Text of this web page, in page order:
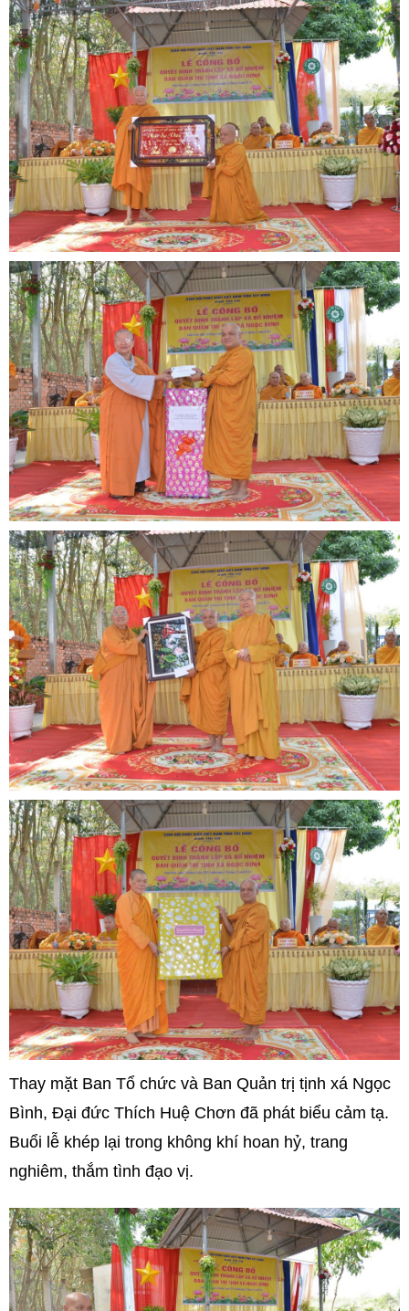
Thay mặt Ban Tổ chức và Ban Quản trị tịnh xá Ngọc
Bình, Đại đức Thích Huệ Chơn đã phát biểu cảm tạ.
Buổi lễ khép lại trong không khí hoan hỷ, trang
nghiêm, thắm tình đạo vị.